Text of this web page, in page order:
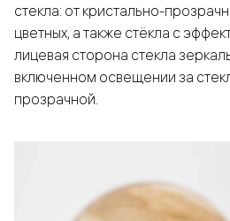
стекла: от кристально-
цветных, а также стёкла с
лицевая сторона стекла
включенном освещении за
прозрачной.